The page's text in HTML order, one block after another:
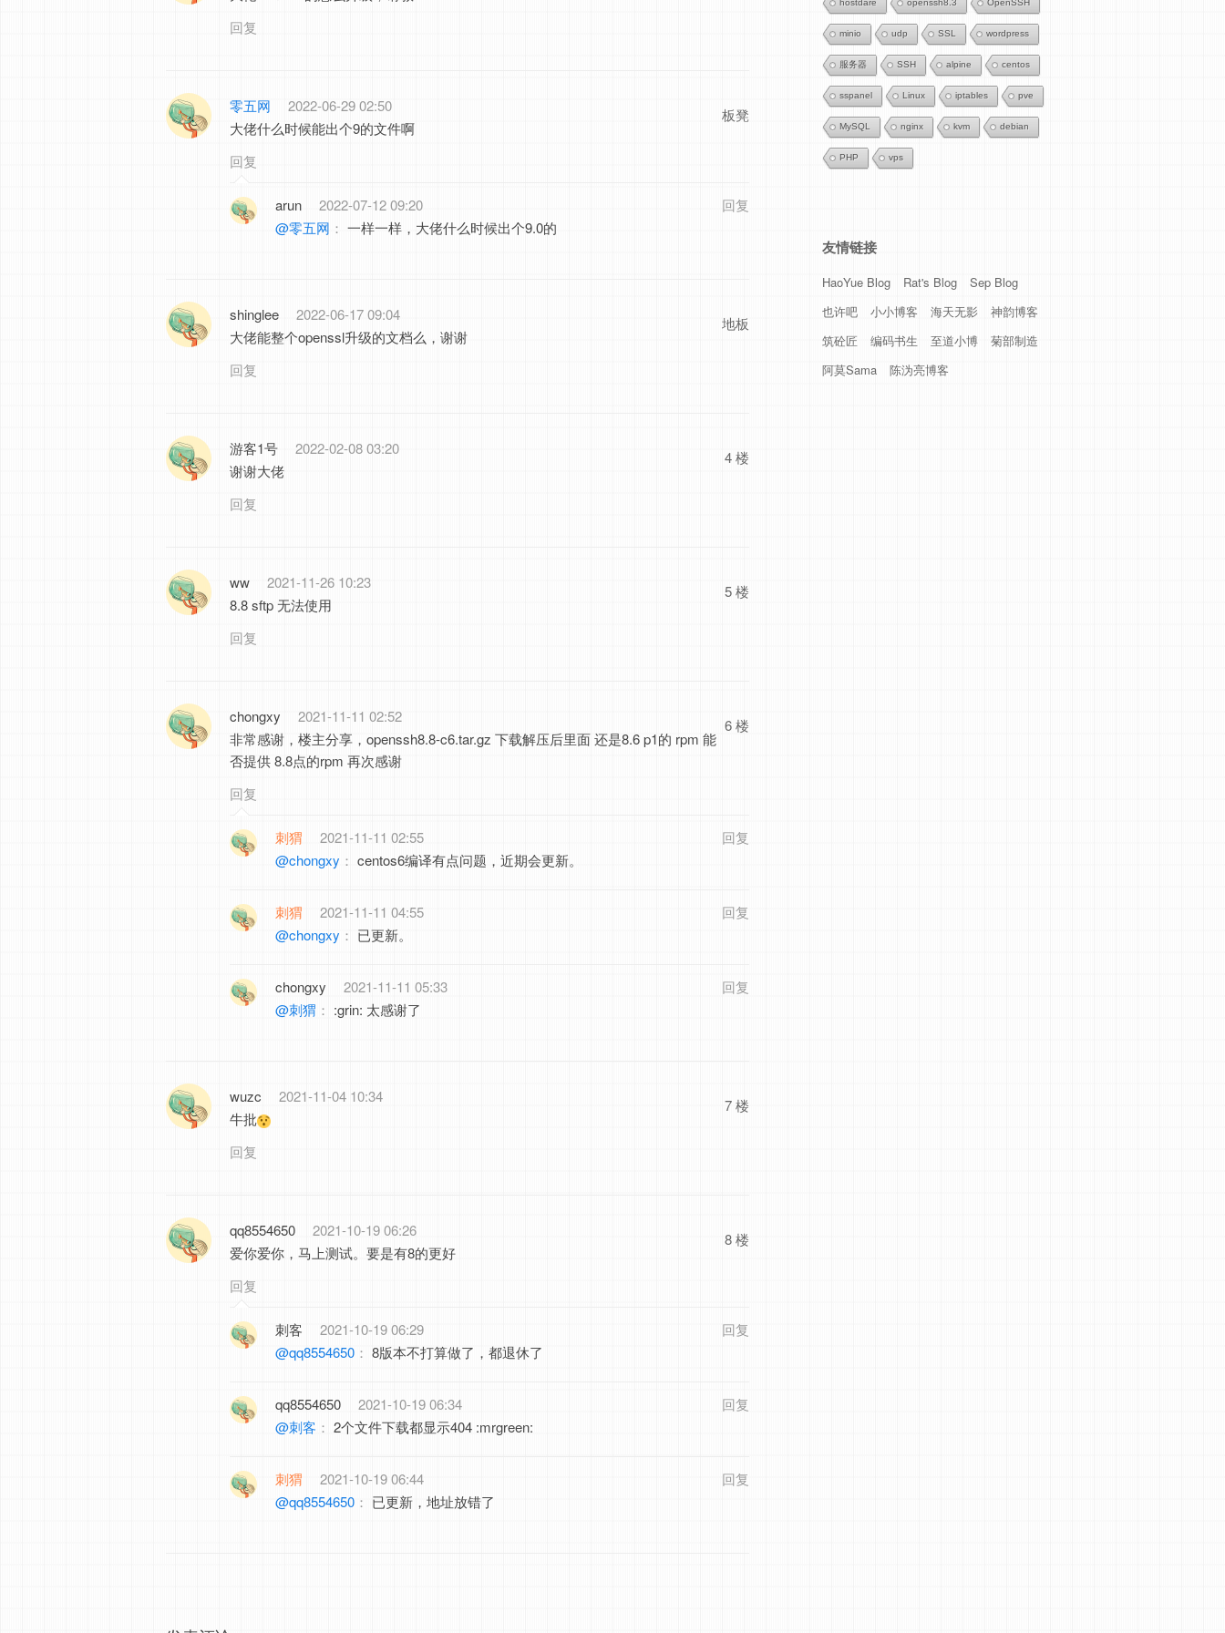
回复
板凳
零五网
2022-06-29 02:50
大佬什么时候能出个9的文件啊
回复
回复
arun
2022-07-12 09:20
@零五网 ： 一样一样，大佬什么时候出个9.0的
地板
shinglee
2022-06-17 09:04
大佬能整个openssl升级的文档么，谢谢
回复
4 楼
游客1号
2022-02-08 03:20
谢谢大佬
回复
5 楼
ww
2021-11-26 10:23
8.8 sftp 无法使用
回复
6 楼
chongxy
2021-11-11 02:52
非常感谢，楼主分享，openssh8.8-c6.tar.gz 下载解压后里面 还是8.6 p1的 rpm 能
否提供 8.8点的rpm 再次感谢
回复
回复
刺猬
2021-11-11 02:55
@chongxy ： centos6编译有点问题，近期会更新。
回复
刺猬
2021-11-11 04:55
@chongxy ： 已更新。
回复
chongxy
2021-11-11 05:33
@刺猬 ： :grin: 太感谢了
7 楼
wuzc
2021-11-04 10:34
牛批
回复
8 楼
qq8554650
2021-10-19 06:26
爱你爱你，马上测试。要是有8的更好
回复
回复
刺客
2021-10-19 06:29
@qq8554650 ： 8版本不打算做了，都退休了
回复
qq8554650
2021-10-19 06:34
@刺客 ： 2个文件下载都显示404 :mrgreen:
回复
刺猬
2021-10-19 06:44
@qq8554650 ： 已更新，地址放错了
hostdare openssh8.3 OpenSSH
minio udp SSL wordpress
服务器 SSH alpine centos
sspanel Linux iptables pve
MySQL nginx kvm debian
PHP vps
友情链接
HaoYue Blog Rat's Blog
Sep Blog
也许吧
小小博客 海天无影
神韵博客
筑砼匠
编码书生 至道小博
菊部制造
阿莫Sama
陈沩亮博客